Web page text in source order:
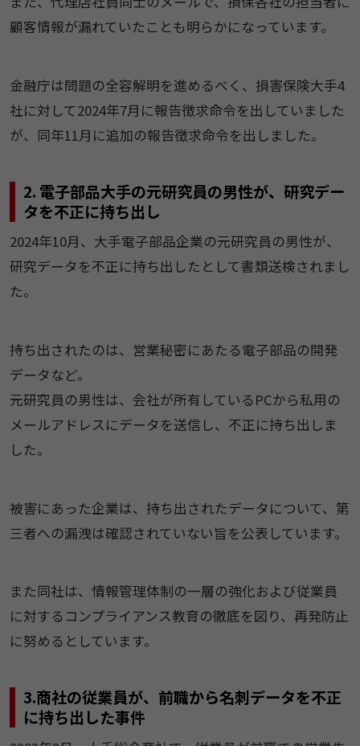
顧客情報が漏れていたことも明らかになっています。
金融庁は問題の全容解明を進めるべく、損害保険大手4
社に対して2024年7月に報告徴求命令を出していました
が、同年11月に追加の報告徴求命令を出しました。
2. 電子部品大手の元研究員の男性が、研究デー
タを不正に持ち出し
2024年10月、大手電子部品企業の元研究員の男性が、
研究データを不正に持ち出したとして書類送検されまし
た。
持ち出されたのは、営業秘密にあたる電子部品の開発
データなど。
元研究員の男性は、会社が所有しているPCから私用の
メールアドレスにデータを送信し、不正に持ち出しま
した。
被害にあった企業は、持ち出されたデータについて、第
三者への漏洩は確認されていない旨を公表しています。
また同社は、情報管理体制の一層の強化および従業員
に対するコンプライアンス教育の徹底を図り、再発防止
に努めるとしています。
3.商社の従業員が、前職から名刺データを不正
に持ち出した事件